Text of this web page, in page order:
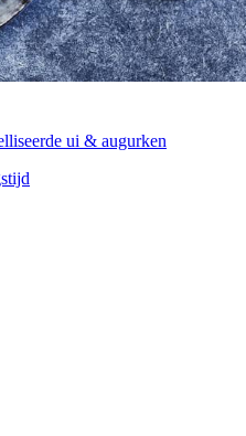
ui & augurken